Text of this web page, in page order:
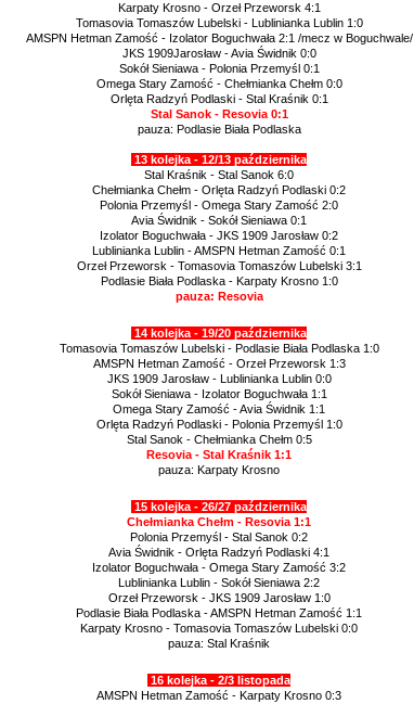
Karpaty Krosno - Orzeł Przeworsk 4:1
Tomasovia Tomaszów Lubelski - Lublinianka Lublin 1:0
AMSPN Hetman Zamość - Izolator Boguchwała 2:1 /mecz w Boguchwale/
JKS 1909Jarosław - Avia Świdnik 0:0
Sokół Sieniawa - Polonia Przemyśl 0:1
Omega Stary Zamość - Chełmianka Chełm 0:0
Orlęta Radzyń Podlaski - Stal Kraśnik 0:1
Stal Sanok - Resovia 0:1
pauza: Podlasie Biała Podlaska
13 kolejka - 12/13 października
Stal Kraśnik - Stal Sanok 6:0
Chełmianka Chełm - Orlęta Radzyń Podlaski 0:2
Polonia Przemyśl - Omega Stary Zamość 2:0
Avia Świdnik - Sokół Sieniawa 0:1
Izolator Boguchwała - JKS 1909 Jarosław 0:2
Lublinianka Lublin - AMSPN Hetman Zamość 0:1
Orzeł Przeworsk - Tomasovia Tomaszów Lubelski 3:1
Podlasie Biała Podlaska - Karpaty Krosno 1:0
pauza: Resovia
14 kolejka - 19/20 października
Tomasovia Tomaszów Lubelski - Podlasie Biała Podlaska 1:0
AMSPN Hetman Zamość - Orzeł Przeworsk 1:3
JKS 1909 Jarosław - Lublinianka Lublin 0:0
Sokół Sieniawa - Izolator Boguchwała 1:1
Omega Stary Zamość - Avia Świdnik 1:1
Orlęta Radzyń Podlaski - Polonia Przemyśl 1:0
Stal Sanok - Chełmianka Chełm 0:5
Resovia - Stal Kraśnik 1:1
pauza: Karpaty Krosno
15 kolejka - 26/27 października
Chełmianka Chełm - Resovia 1:1
Polonia Przemyśl - Stal Sanok 0:2
Avia Świdnik - Orlęta Radzyń Podlaski 4:1
Izolator Boguchwała - Omega Stary Zamość 3:2
Lublinianka Lublin - Sokół Sieniawa 2:2
Orzeł Przeworsk - JKS 1909 Jarosław 1:0
Podlasie Biała Podlaska - AMSPN Hetman Zamość 1:1
Karpaty Krosno - Tomasovia Tomaszów Lubelski 0:0
pauza: Stal Kraśnik
16 kolejka - 2/3 listopada
AMSPN Hetman Zamość - Karpaty Krosno 0:3